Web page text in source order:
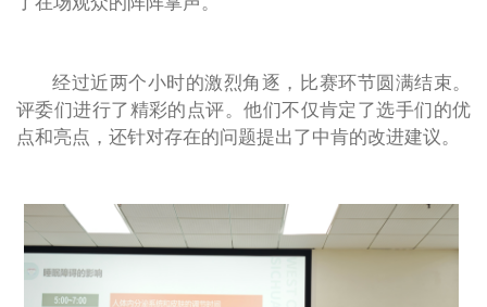
经过近两个小时的激烈角逐，比赛环节圆满结束。
评委们进行了精彩的点评。他们不仅肯定了选手们的优
点和亮点，还针对存在的问题提出了中肯的改进建议。